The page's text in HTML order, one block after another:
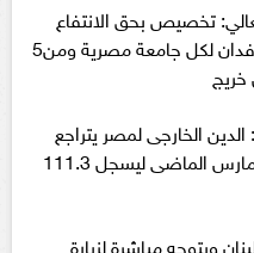
تخصيص بحق الانتفاع
مساحة 1000فدان لكل جامعة مصرية ومن5
الدين الخارجى لمصر يتراجع
لأول مرة في مارس الماضى ليسجل 111.3
ويتوجه مباشرة لزيارة